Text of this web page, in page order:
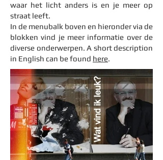
waar het licht anders is en je meer op
straat leeft.
In de menubalk boven en hieronder via de
blokken vind je meer informatie over de
diverse onderwerpen. A short description
in English can be found here.